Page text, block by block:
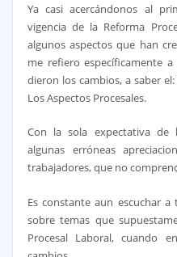
Ya casi acercándonos al
vigencia de la Reforma
algunos aspectos que han
me refiero específicamente
dieron los cambios, a saber
Los Aspectos Procesales.
Con la sola expectativa de
algunas erróneas
trabajadores, que no
Es constante aun escuchar
sobre temas que
Procesal Laboral, cuando